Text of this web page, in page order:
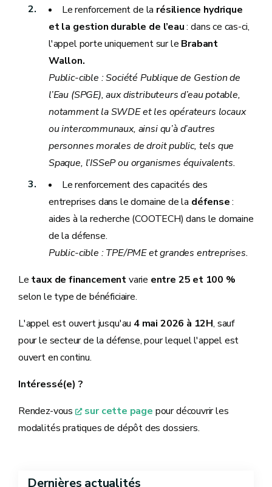
Le renforcement de la résilience hydrique
et la gestion durable de l’eau: dans ce cas-ci,
l'appel porte uniquement sur le Brabant
Wallon.
Public-cible :Société Publique de Gestion de
l’Eau (SPGE), aux distributeurs d’eau potable,
notamment la SWDE et les opérateurs locaux
ou intercommunaux, ainsi qu’à d’autres
personnes morales de droit public, tels que
Spaque, l’ISSeP ou organismes équivalents.
Le renforcement des capacités des
entreprises dans le domaine de la défense:
aides à la recherche (COOTECH) dans le domaine
de la défense.
Public-cible : TPE/PME et grandes entreprises.
Le taux de financementvarie entre 25 et 100 %
selon le type de bénéficiaire.
L'appel est ouvert jusqu'au 4 mai 2026 à 12H, sauf
pour le secteur de la défense, pour lequel l'appel est
ouvert en continu.
Intéressé(e) ?
Rendez-vous
sur cette page pour découvrir les
modalités pratiques de dépôt des dossiers.
Dernières actualités